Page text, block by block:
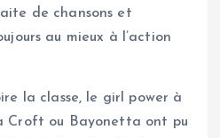
de chansons et
au mieux à l’action
la classe, le girl power à
Croft ou Bayonetta ont pu